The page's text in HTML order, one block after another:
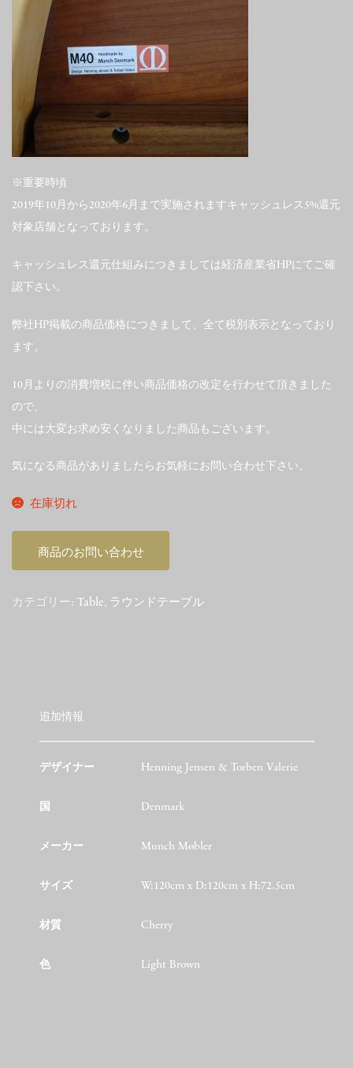
※重要時頃
2019年10月から2020年6月まで実施されますキャッシュレス5%還元
対象店舗となっております。
キャッシュレス還元仕組みにつきましては経済産業省HPにてご確
認下さい。
弊社HP掲載の商品価格につきまして、全て税別表示となっており
ます。
10月よりの消費増税に伴い商品価格の改定を行わせて頂きました
ので、
中には大変お求め安くなりました商品もございます。
気になる商品がありましたらお気軽にお問い合わせ下さい。
在庫切れ
商品のお問い合わせ
カテゴリー: Table, ラウンドテーブル
追加情報
デザイナー Henning Jensen & Torben Valerie
国 Denmark
メーカー Munch Møbler
サイズ W:120cm x D:120cm x H:72.5cm
材質 Cherry
色 Light Brown